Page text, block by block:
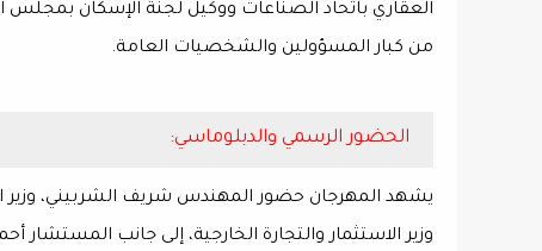
العقاري باتحاد الصناعات ووكيل لجنة الإسكان بمجلس
من كبار المسؤولين والشخصيات العامة.
الحضور الرسمي والدبلوماسي:
يشهد المهرجان حضور المهندس شريف الشربيني، وزير
وزير الاستثمار والتجارة الخارجية، إلى جانب